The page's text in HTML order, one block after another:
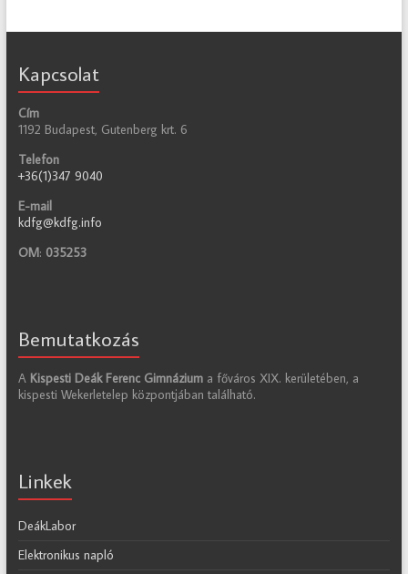
Kapcsolat
Cím
1192 Budapest, Gutenberg krt. 6
Telefon
+36(1)347 9040
E-mail
kdfg@kdfg.info
OM: 035253
Bemutatkozás
A Kispesti Deák Ferenc Gimnázium a főváros XIX. kerületében, a
kispesti Wekerletelep központjában található.
Linkek
DeákLabor
Elektronikus napló